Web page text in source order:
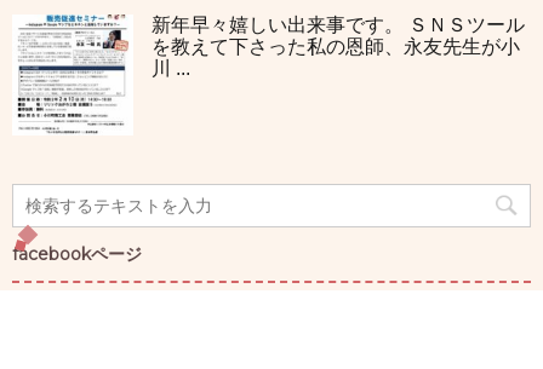
新年早々嬉しい出来事です。 ＳＮＳツール
を教えて下さった私の恩師、永友先生が小
川 ...
facebookページ